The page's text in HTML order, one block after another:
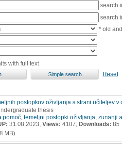
search
search
* old
with full text
Reset
postopkov oživljanja s strani učiteljev
thesis
pomoč temeljni postopki oživljanja zunanji
31.08.2023; Views: 4107; Downloads: 85
MB)